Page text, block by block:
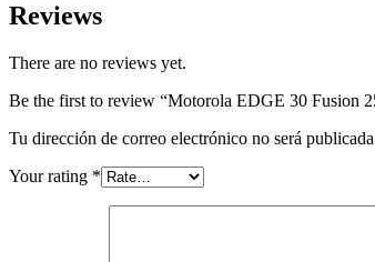
Reviews
There are no reviews yet.
Be the first to review “Motorola EDGE 30 Fusion
Tu dirección de correo electrónico no será
Your rating *